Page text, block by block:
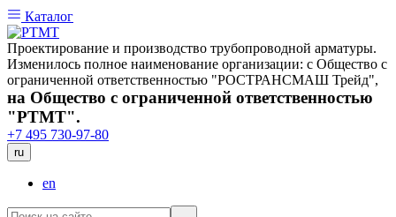
Каталог
Проектирование и производство трубопроводной арматуры.
Изменилось полное наименование организации: с Общество с
ограниченной ответственностью "РОСТРАНСМАШ Трейд",
на Общество с ограниченной ответственностью
"РТМТ".
+7 495 730-97-80
ru
en